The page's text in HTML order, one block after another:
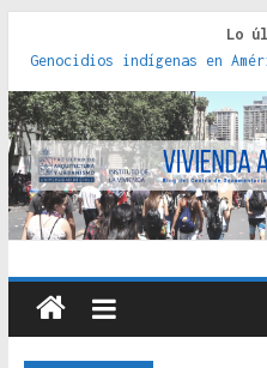
Lo
Genocidios indígenas en
Estudios sobre la
políticas, prácticas y
Donde el pedernal choca
crítica de las fronteras
Criterios técnicos para una
Red de consultorios de la
Santiago : un patrimonio